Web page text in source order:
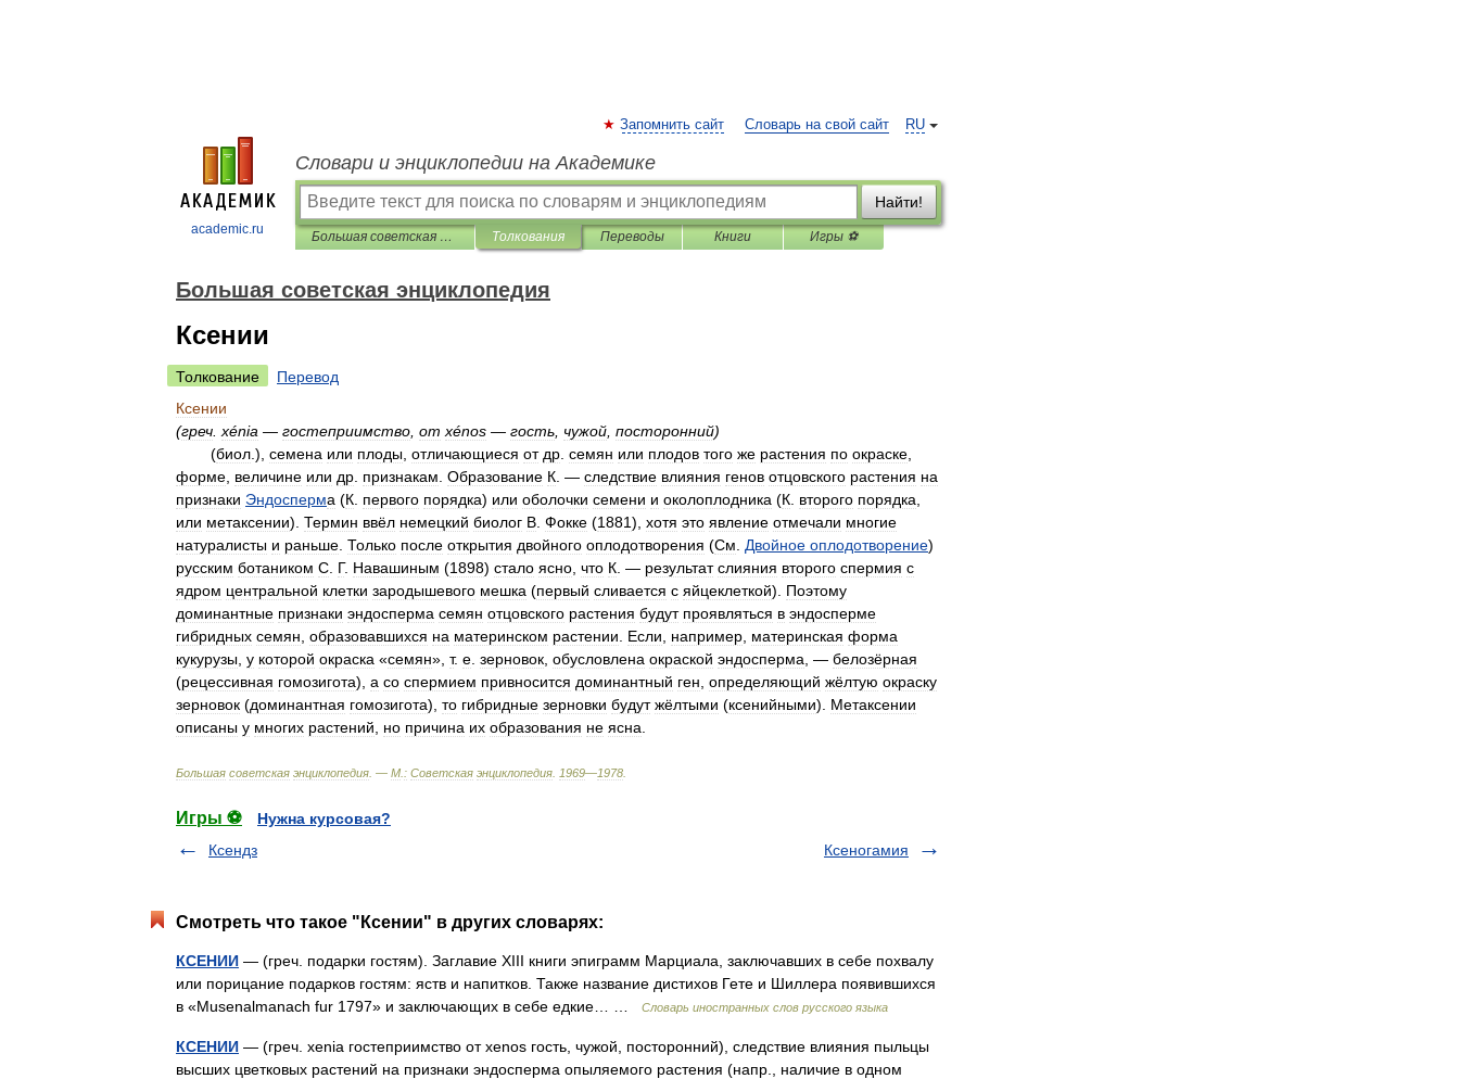
academic.ru
RU
Запомнить сайт Словарь на свой сайт
Словари и энциклопедии на Академике
Найти!
Большая советская энциклопедия Толкования Переводы Книги Игры ⚽
Большая советская энциклопедия
Ксении
Толкование
Перевод
Ксении
(греч xénia — гостеприимство от xénos — гость чужой посторонний)
(биол .), семена или плоды отличающиеся от др семян или плодов того же растения по окраске
форме величине или др признакам Образование К . — следствие влияния генов отцовского растения на
признаки Эндосперма (К первого порядка) или оболочки семени и околоплодника (К второго порядка
или метаксении). Термин ввёл немецкий биолог В Фокке (1881), хотя это явление отмечали многие
натуралисты и раньше Только после открытия двойного оплодотворения (См Двойное оплодотворение)
русским ботаником С Г. Навашиным (1898) стало ясно что К . — результат слияния второго спермия с
ядром центральной клетки зародышевого мешка (первый сливается с яйцеклеткой). Поэтому
доминантные признаки эндосперма семян отцовского растения будут проявляться в эндосперме
гибридных семян образовавшихся на материнском растении Если например материнская форма
кукурузы у которой окраска «семян», т. е зерновок обусловлена окраской эндосперма , — белозёрная
(рецессивная гомозигота), а со спермием привносится доминантный ген определяющий жёлтую окраску
зерновок (доминантная гомозигота), то гибридные зерновки будут жёлтыми (ксенийными). Метаксении
описаны у многих растений но причина их образования не ясна
Большая советская энциклопедия . — М : Советская энциклопедия 1969—1978
Игры ⚽
Нужна курсовая?
Ксендз
Ксеногамия
Смотреть что такое "Ксении" в других словарях:
КСЕНИИ — (греч. подарки гостям). Заглавие XIII книги эпиграмм Марциала, заключавших в себе похвалу
или порицание подарков гостям: яств и напитков. Также название дистихов Гете и Шиллера появившихся
в «Musenalmanach fur 1797» и заключающих в себе едкие… …
Словарь иностранных слов русского языка
КСЕНИИ — (греч. xenia гостеприимство от xenos гость, чужой, посторонний), следствие влияния пыльцы
высших цветковых растений на признаки эндосперма опыляемого растения (напр., наличие в одном